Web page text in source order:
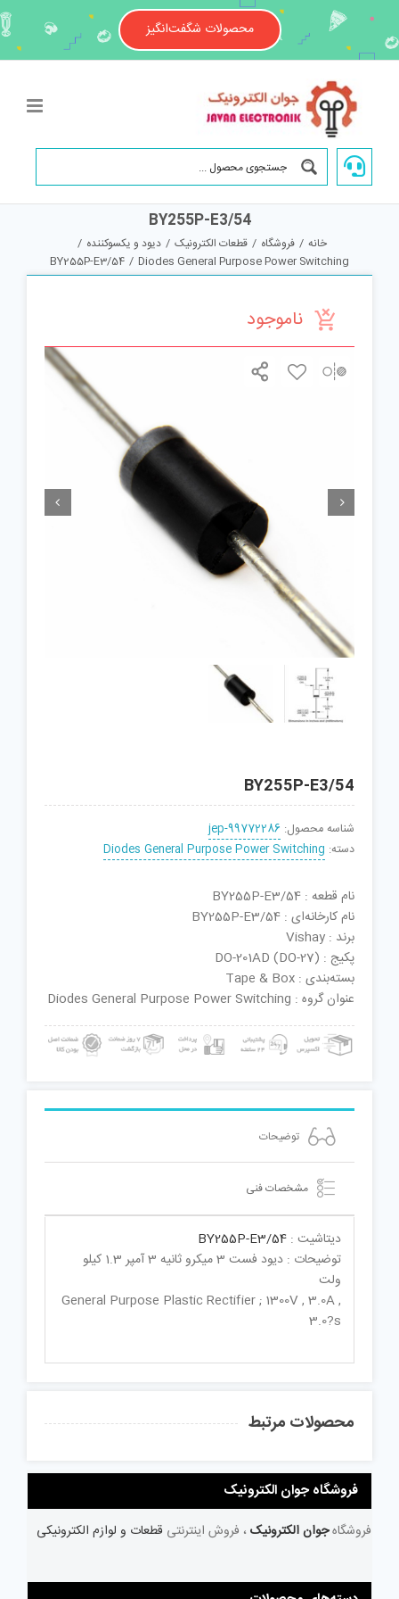
content
محصولات شگفت‌انگیز
BY255P-E3/54
خانه / فروشگاه / قطعات الکترونیک / دیود و یکسوکننده /
Diodes General Purpose Power Switching
/
BY255P-E3/54
ناموجود
 
BY255P-E3/54
شناسه محصول: jep-99772286
دسته: Diodes General Purpose Power Switching
نام قطعه : BY255P-E3/54
نام کارخانه‌ای : BY255P-E3/54
برند : Vishay
پکیج : DO-201AD (DO-27)
بسته‌بندی : Tape & Box
عنوان گروه : Diodes General Purpose Power Switching
توضیحات
مشخصات فنی
دیتاشیت : BY255P-E3/54
توضیحات : دیود فست 3 میکرو ثانیه 3 آمپر 1.3 کیلو
ولت
General Purpose Plastic Rectifier ; 1300V , 3.0A ,
3.0?s
محصولات مرتبط
فروشگاه جوان الکترونیک
فروشگاهجوان الکترونیک ، فروش اینترنتی قطعات و لوازم الکترونیکی